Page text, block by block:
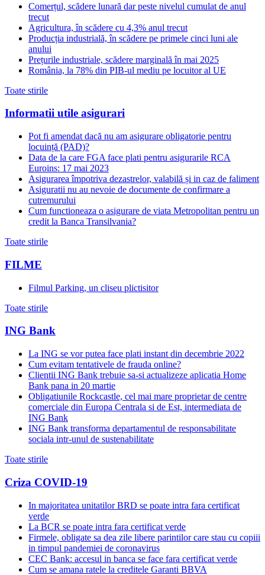
Comerțul, scădere lunară dar peste nivelul cumulat de anul
trecut
Agricultura, în scădere cu 4,3% anul trecut
Producția industrială, în scădere pe primele cinci luni ale
anului
Prețurile industriale, scădere marginală în mai 2025
România, la 78% din PIB-ul mediu pe locuitor al UE
Toate stirile
Informatii utile asigurari
Pot fi amendat dacă nu am asigurare obligatorie pentru
locuință (PAD)?
Data de la care FGA face plati pentru asigurarile RCA
Euroins: 17 mai 2023
Asigurarea împotriva dezastrelor, valabilă și in caz de faliment
Asiguratii nu au nevoie de documente de confirmare a
cutremurului
Cum functioneaza o asigurare de viata Metropolitan pentru un
credit la Banca Transilvania?
Toate stirile
FILME
Filmul Parking, un cliseu plictisitor
Toate stirile
ING Bank
La ING se vor putea face plati instant din decembrie 2022
Cum evitam tentativele de frauda online?
Clientii ING Bank trebuie sa-si actualizeze aplicatia Home
Bank pana in 20 martie
Obligatiunile Rockcastle, cel mai mare proprietar de centre
comerciale din Europa Centrala si de Est, intermediata de
ING Bank
ING Bank transforma departamentul de responsabilitate
sociala intr-unul de sustenabilitate
Toate stirile
Criza COVID-19
In majoritatea unitatilor BRD se poate intra fara certificat
verde
La BCR se poate intra fara certificat verde
Firmele, obligate sa dea zile libere parintilor care stau cu copiii
in timpul pandemiei de coronavirus
CEC Bank: accesul in banca se face fara certificat verde
Cum se amana ratele la creditele Garanti BBVA